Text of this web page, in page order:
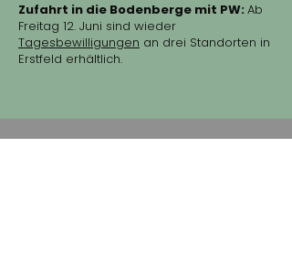
Zufahrt in die Bodenberge mit PW: Ab
Freitag 12. Juni sind wieder
Tagesbewilligungen an drei Standorten in
Erstfeld erhältlich.